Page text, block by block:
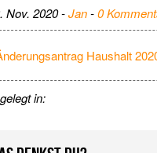
Nov. 2020 -Jan-0
Haushalt
in: